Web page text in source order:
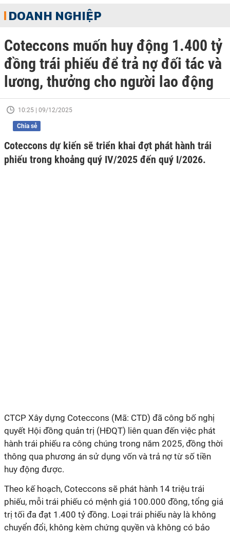
DOANH NGHIỆP
Coteccons muốn huy động 1.400 tỷ
đồng trái phiếu để trả nợ đối tác và
lương, thưởng cho người lao động
10:25 | 09/12/2025
Chia sẻ
Coteccons dự kiến sẽ triển khai đợt phát hành trái
phiếu trong khoảng quý IV/2025 đến quý I/2026.
CTCP Xây dựng Coteccons (Mã: CTD) đã công bố nghị
quyết Hội đồng quản trị (HĐQT) liên quan đến việc phát
hành trái phiếu ra công chúng trong năm 2025, đồng thời
thông qua phương án sử dụng vốn và trả nợ từ số tiền
huy động được.
Theo kế hoạch, Coteccons sẽ phát hành 14 triệu trái
phiếu, mỗi trái phiếu có mệnh giá 100.000 đồng, tổng giá
trị tối đa đạt 1.400 tỷ đồng. Loại trái phiếu này là không
chuyển đổi, không kèm chứng quyền và không có bảo